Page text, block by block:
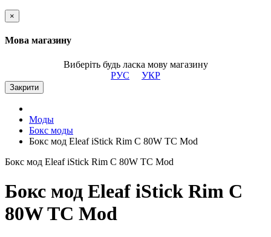
×
Мова магазину
Виберіть будь ласка мову магазину
РУС
УКР
Закрити
Моды
Бокс моды
Бокс мод Eleaf iStick Rim C 80W TC Mod
Бокс мод Eleaf iStick Rim C 80W TC Mod
Бокс мод Eleaf iStick Rim C
80W TC Mod